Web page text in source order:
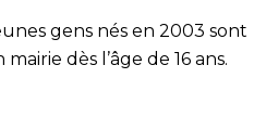
gens nés en 2003 sont
dès l’âge de 16 ans.